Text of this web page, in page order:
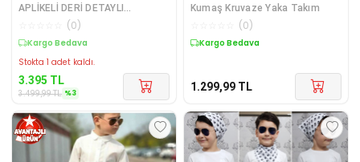
APLİKELİ DERİ DETAYLI
BOYUNLUKLU BEYAZ KOT
(0)
Kargo Bedava
Stokta 1 adet kaldı.
3.395 TL
3.499,99TL %3
Kumaş Kruvaze Yaka Takım
(0)
Kargo Bedava
1.299,99 TL